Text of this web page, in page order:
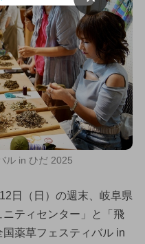
ル in ひだ 2025
日（日）の週末、岐阜県
ティセンター」と「飛
薬草フェスティバル in